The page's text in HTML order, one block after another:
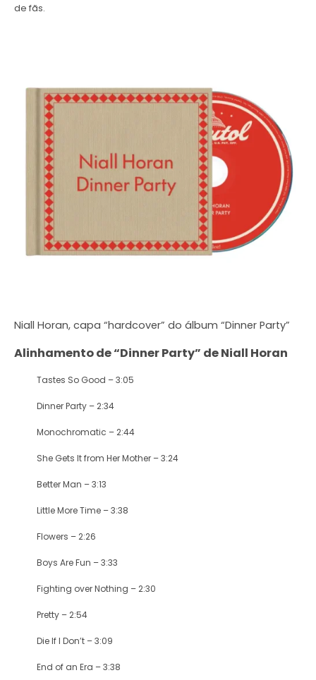
de fãs.
Niall Horan, capa “hardcover” do álbum “Dinner Party”
Alinhamento de “Dinner Party” de Niall Horan
Tastes So Good – 3:05
Dinner Party – 2:34
Monochromatic – 2:44
She Gets It from Her Mother – 3:24
Better Man – 3:13
Little More Time – 3:38
Flowers – 2:26
Boys Are Fun – 3:33
Fighting over Nothing – 2:30
Pretty – 2:54
Die If I Don’t – 3:09
End of an Era – 3:38